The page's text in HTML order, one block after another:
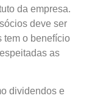
da empresa.
deve ser
tem o benefício
as
dividendos e